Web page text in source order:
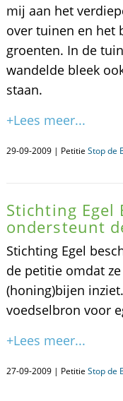
mij aan het
over tuinen en het
groenten. In de
wandelde bleek
staan.
+Lees meer...
29-09-2009 | Petitie Stop de
Stichting Egel
ondersteunt
Stichting Egel
de petitie omdat
(honing)bijen
voedselbron voor
+Lees meer...
27-09-2009 | Petitie Stop de